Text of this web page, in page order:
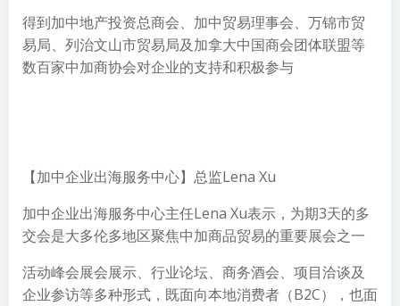
得到加中地产投资总商会、加中贸易理事会、万锦市贸
易局、列治文山市贸易局及加拿大中国商会团体联盟等
数百家中加商协会对企业的支持和积极参与
【加中企业出海服务中心】总监Lena Xu
加中企业出海服务中心主任Lena Xu表示，为期3天的多
交会是大多伦多地区聚焦中加商品贸易的重要展会之一
活动峰会展会展示、行业论坛、商务酒会、项目洽谈及
企业参访等多种形式，既面向本地消费者（B2C），也面